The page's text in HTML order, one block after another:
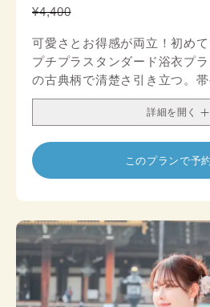
¥4,400
可愛さとお得感が両立！初め
プチプラスタンダード浴衣プ
の古典柄で清楚さ引き立つ。
を加え、シックなコーデを楽
詳細を開く
このプランで予